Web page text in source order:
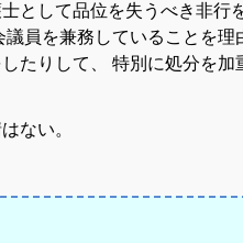
として品位を失 うべき非行
議 員 を兼務 している こと を理
したり して 特別 に処分を加
はない。